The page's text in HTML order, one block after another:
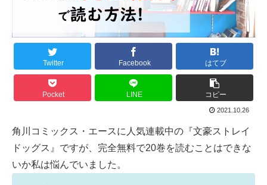
Twitter Facebook はてブ
Pocket LINE コピー
2021.10.26
角川コミックス・エースに人気連載中の『文豪ストレイ
ドッグス』ですが、完全無料で20巻を読むことはできな
いか私は悩んでいました。